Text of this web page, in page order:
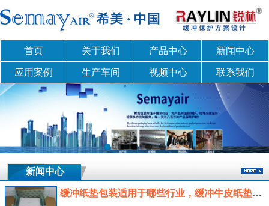
首页 关于我们 产品中心 新闻中心
应用案例 生产车间 视频中心 联系我们
新闻中心
缓冲纸垫包装适用于哪些行业，缓冲牛皮纸垫包装应用